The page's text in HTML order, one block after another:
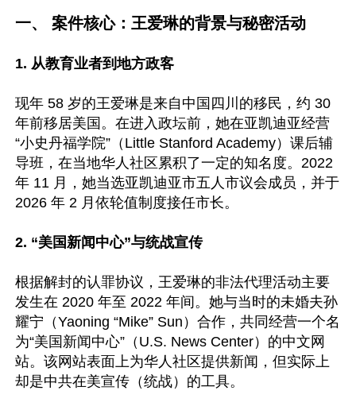
一、 案件核心：王爱琳的背景与秘密活动
1. 从教育业者到地方政客
现年 58 岁的王爱琳是来自中国四川的移民，约 30
年前移居美国。在进入政坛前，她在亚凯迪亚经营
“小史丹福学院”（Little Stanford Academy）课后辅
导班，在当地华人社区累积了一定的知名度。2022
年 11 月，她当选亚凯迪亚市五人市议会成员，并于
2026 年 2 月依轮值制度接任市长。
2. “美国新闻中心”与统战宣传
根据解封的认罪协议，王爱琳的非法代理活动主要
发生在 2020 年至 2022 年间。她与当时的未婚夫孙
耀宁（Yaoning “Mike” Sun）合作，共同经营一个名
为“美国新闻中心”（U.S. News Center）的中文网
站。该网站表面上为华人社区提供新闻，但实际上
却是中共在美宣传（统战）的工具。